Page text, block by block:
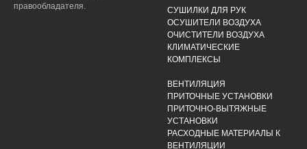
правообладателя.
СУШИЛКИ ДЛЯ РУК
ОСУШИТЕЛИ ВОЗДУХА
ОЧИСТИТЕЛИ ВОЗДУХА
КЛИМАТИЧЕСКИЕ
КОМПЛЕКСЫ
ВЕНТИЛЯЦИЯ
ПРИТОЧНЫЕ УСТАНОВКИ
ПРИТОЧНО-ВЫТЯЖНЫЕ
УСТАНОВКИ
РАСХОДНЫЕ МАТЕРИАЛЫ К
ВЕНТИЛЯЦИИ